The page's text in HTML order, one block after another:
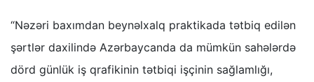
“Nəzəri baxımdan beynəlxalq praktikada tətbiq edilən
şərtlər daxilində Azərbaycanda da mümkün sahələrdə
dörd günlük iş qrafikinin tətbiqi işçinin sağlamlığı,